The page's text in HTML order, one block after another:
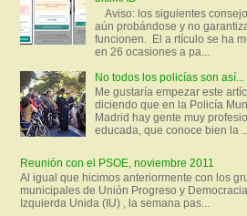
Aviso: los siguientes
aún probándose y no
funcionen. El a rtículo se ha
en 26 ocasiones a pa...
No todos los policías son así...
Me gustaría empezar este
diciendo que en la Policía
Madrid hay gente muy
educada, que conoce bien la
Reunión con el PSOE, noviembre 2011
Al igual que hicimos anteriormente con los
municipales de Unión Progreso y
Izquierda Unida (IU) , la semana pas...